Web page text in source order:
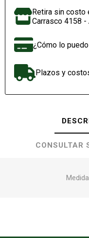
Retira sin costo
Carrasco 4158
¿Cómo lo
Plazos y
CONSULTAR